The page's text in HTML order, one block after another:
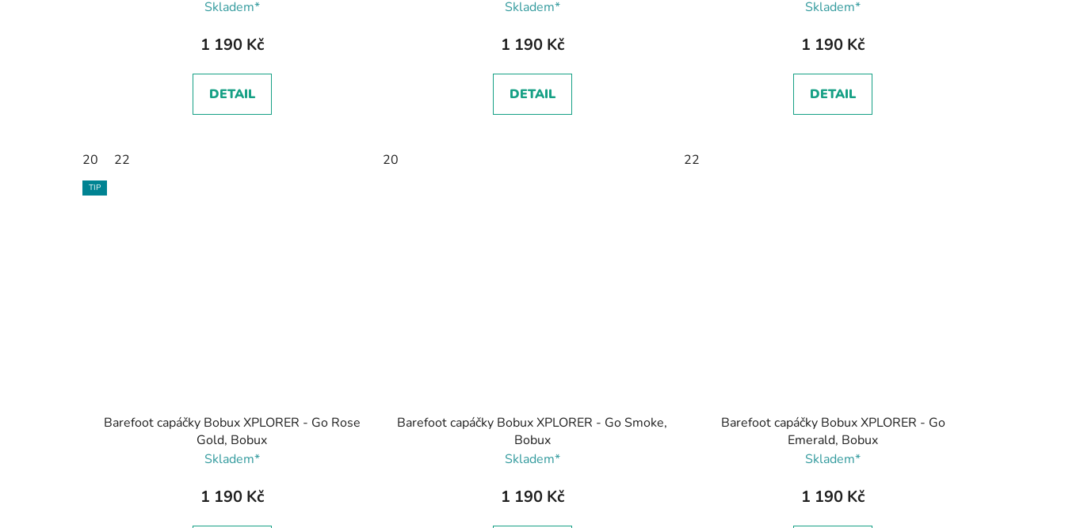
Skladem*
1 190 Kč
DETAIL
20 22
Skladem*
1 190 Kč
DETAIL
20
Skladem*
1 190 Kč
DETAIL
22
TIP
Barefoot capáčky Bobux XPLORER - Go Rose
Gold, Bobux
Skladem*
1 190 Kč
Barefoot capáčky Bobux XPLORER - Go Smoke,
Bobux
Skladem*
1 190 Kč
Barefoot capáčky Bobux XPLORER - Go
Emerald, Bobux
Skladem*
1 190 Kč